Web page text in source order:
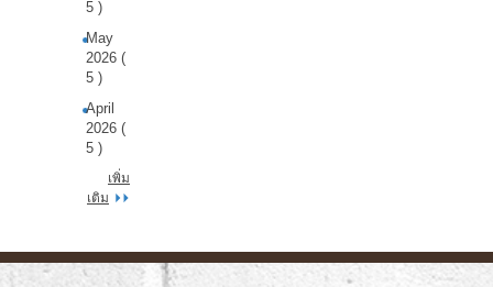
5 )
May
2026 (
5 )
April
2026 (
5 )
เพิ่ม
เติม